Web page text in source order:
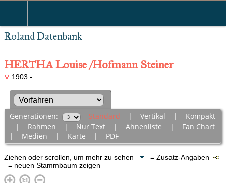
Roland Datenbank
HERTHA Louise /Hofmann Steiner
1903 -
Generationen: Standard | Vertikal | Kompakt
| Rahmen | Nur Text| Ahnenliste | Fan Chart
| Medien | Karte | PDF
Ziehen oder scrollen, um mehr zu sehen
= Zusatz-Angaben
= neuen Stammbaum zeigen